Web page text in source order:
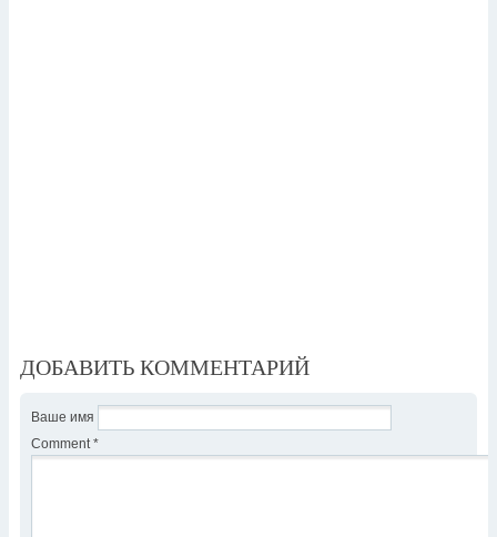
ДОБАВИТЬ КОММЕНТАРИЙ
Ваше имя
Comment *